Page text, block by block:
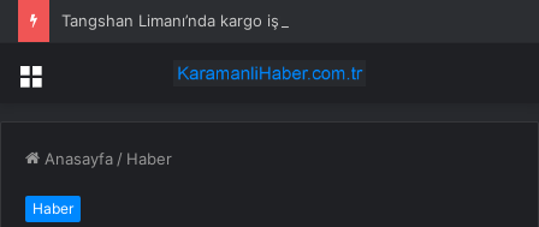
Tangshan Limanı’nda kargo işlem hacmi arttı
Menü
Anasayfa / Haber
Haber